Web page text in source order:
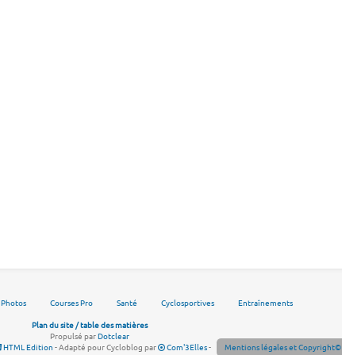
Photos Courses Pro Santé Cyclosportives Entraînements
Plan du site / table des matières
Propulsé parDotclear
HTML Edition - Adapté pour Cycloblog par Com'3Elles- Mentions légales et Copyright©